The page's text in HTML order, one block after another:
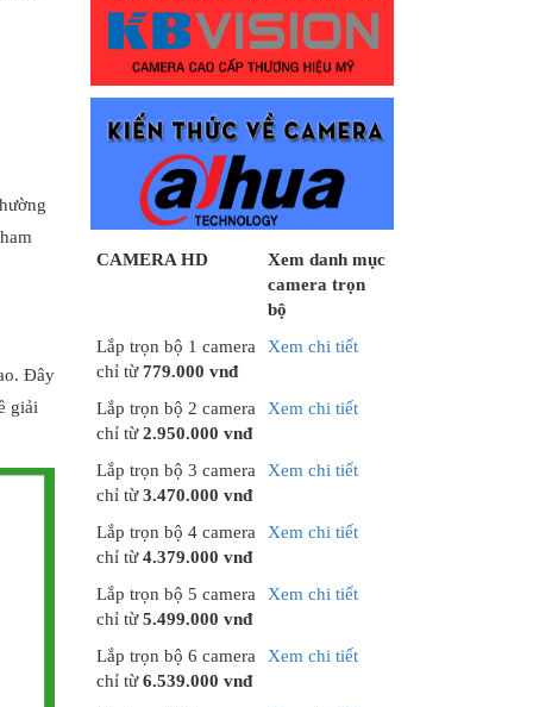
Đây
giải
CAMERA HD
Xem danh mục
camera trọn
bộ
Lắp trọn bộ 1 camera
chỉ từ779.000 vnđ
Xem chi tiết
Lắp trọn bộ 2 camera
chỉ từ2.950.000 vnđ
Xem chi tiết
Lắp trọn bộ 3 camera
chỉ từ3.470.000 vnđ
Xem chi tiết
Lắp trọn bộ 4 camera
chỉ từ4.379.000 vnđ
Xem chi tiết
Lắp trọn bộ 5 camera
chỉ từ5.499.000 vnđ
Xem chi tiết
Lắp trọn bộ 6 camera
chỉ từ6.539.000 vnđ
Xem chi tiết